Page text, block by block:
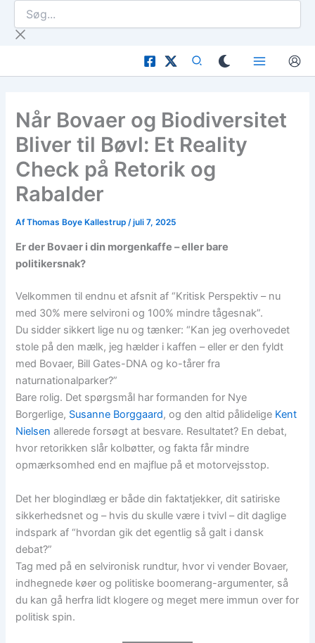
indholdet
Søg...
Når Bovaer og Biodiversitet
Bliver til Bøvl: Et Reality
Check på Retorik og
Rabalder
AfThomas Boye Kallestrup /juli 7, 2025
Er der Bovaer i din morgenkaffe – eller bare
politikersnak?
Velkommen til endnu et afsnit af “Kritisk Perspektiv – nu
med 30% mere selvironi og 100% mindre tågesnak”.
Du sidder sikkert lige nu og tænker: “Kan jeg overhovedet
stole på den mælk, jeg hælder i kaffen – eller er den fyldt
med Bovaer, Bill Gates-DNA og ko-tårer fra
naturnationalparker?”
Bare rolig. Det spørgsmål har formanden for Nye
Borgerlige, Susanne Borggaard, og den altid pålidelige Kent
Nielsen allerede forsøgt at besvare. Resultatet? En debat,
hvor retorikken slår kolbøtter, og fakta får mindre
opmærksomhed end en majflue på et motorvejsstop.
Det her blogindlæg er både din faktatjekker, dit satiriske
sikkerhedsnet og – hvis du skulle være i tvivl – dit daglige
indspark af “hvordan gik det egentlig så galt i dansk
debat?”
Tag med på en selvironisk rundtur, hvor vi vender Bovaer,
indhegnede køer og politiske boomerang-argumenter, så
du kan gå herfra lidt klogere og meget mere immun over for
politisk spin.